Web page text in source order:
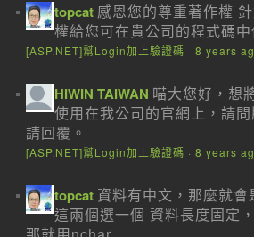
topcat 感恩您的尊重著作權
權給您可在貴公司的程式碼
[ASP.NET]幫Login加上驗證碼 · 8 years
HIWIN TAIWAN 喵大您好，想
使用在我公司的官網上，請
請回覆。
[ASP.NET]幫Login加上驗證碼 · 8 years
topcat資料有中文，那麼就
這兩個選一個 資料長度固定